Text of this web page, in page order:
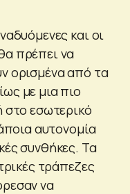
και οι
πρέπει να
ορισμένα από τα
με μια πιο
στο εσωτερικό
αυτονομία
συνθήκες. Τα
τράπεζες
να